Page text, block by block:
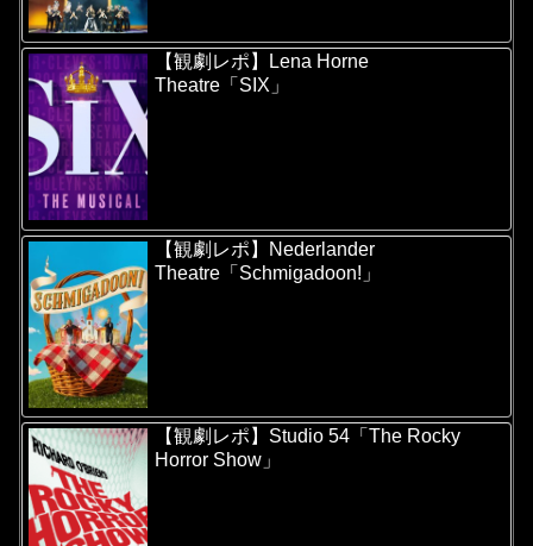
【観劇レポ】Lena Horne
Theatre「SIX」
【観劇レポ】Nederlander
Theatre「Schmigadoon!」
【観劇レポ】Studio 54「The Rocky
Horror Show」